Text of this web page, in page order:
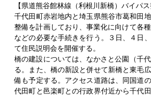
【県道熊谷館林線（利根川新橋）バイパス
千代田町赤岩地内と埼玉県熊谷市葛和田
整備を計画しており、事業化に向けて各
などの必要な手続きを行う。３日、４日
て住民説明会を開催する。
橋の建設については、なかさと公園（千
る。また、橋の新設と併せて新橋と東毛
備も予定する。アクセス道路は、同国道
代田町と邑楽町との行政界付近から千代